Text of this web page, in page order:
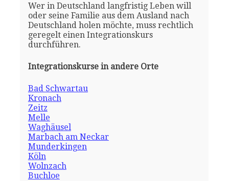
Wer in Deutschland langfristig Leben will
oder seine Familie aus dem Ausland nach
Deutschland holen möchte, muss rechtlich
geregelt einen Integrationskurs
durchführen.
Integrationskurse in andere Orte
Bad Schwartau
Kronach
Zeitz
Melle
Waghäusel
Marbach am Neckar
Munderkingen
Köln
Wolnzach
Buchloe